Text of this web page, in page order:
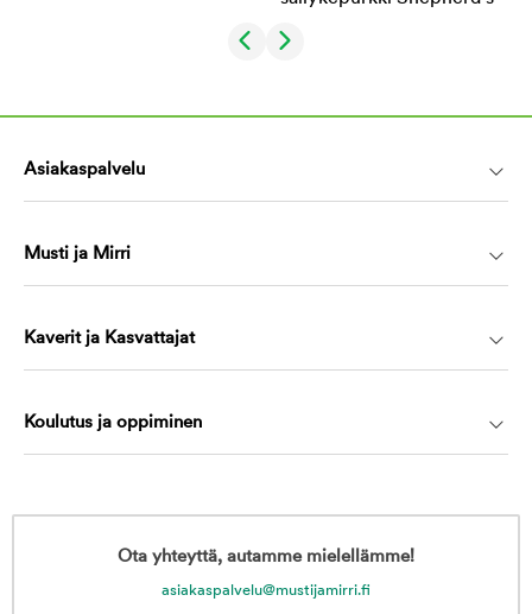
Asiakaspalvelu
Musti ja Mirri
Kaverit ja Kasvattajat
Koulutus ja oppiminen
Ota yhteyttä, autamme mielellämme!
asiakaspalvelu@mustijamirri.fi